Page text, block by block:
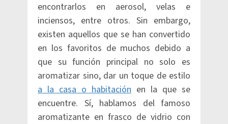
encontrarlos en aerosol, velas e
inciensos, entre otros. Sin embargo,
existen aquellos que se han convertido
en los favoritos de muchos debido a
que su función principal no solo es
aromatizar sino, dar un toque de estilo
a la casa o habitación en la que se
encuentre. Sí, hablamos del famoso
aromatizante en frasco de vidrio con